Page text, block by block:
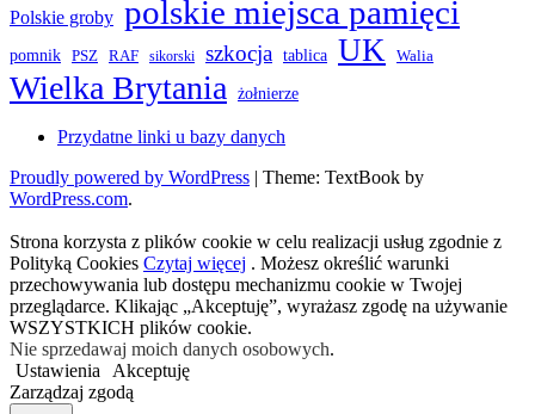
Polskie groby polskie miejsca pamięci
pomnik PSZ RAF sikorski szkocja tablica UK Walia
Wielka Brytania żołnierze
Przydatne linki u bazy danych
Proudly powered by WordPress | Theme: TextBook by
WordPress.com.
Strona korzysta z plików cookie w celu realizacji usług zgodnie z
Polityką Cookies Czytaj więcej . Możesz określić warunki
przechowywania lub dostępu mechanizmu cookie w Twojej
przeglądarce. Klikając „Akceptuję”, wyrażasz zgodę na używanie
WSZYSTKICH plików cookie.
Nie sprzedawaj moich danych osobowych.
Ustawienia
Akceptuję
Zarządzaj zgodą